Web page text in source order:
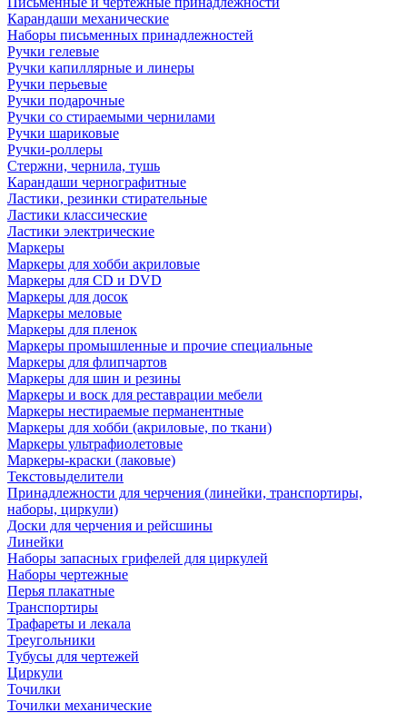
Карандаши механические
Наборы письменных принадлежностей
Ручки гелевые
Ручки капиллярные и линеры
Ручки перьевые
Ручки подарочные
Ручки со стираемыми чернилами
Ручки шариковые
Ручки-роллеры
Стержни, чернила, тушь
Карандаши чернографитные
Ластики, резинки стирательные
Ластики классические
Ластики электрические
Маркеры
Маркеры для хобби акриловые
Маркеры для CD и DVD
Маркеры для досок
Маркеры меловые
Маркеры для пленок
Маркеры промышленные и прочие специальные
Маркеры для флипчартов
Маркеры для шин и резины
Маркеры и воск для реставрации мебели
Маркеры нестираемые перманентные
Маркеры для хобби (акриловые, по ткани)
Маркеры ультрафиолетовые
Маркеры-краски (лаковые)
Текстовыделители
Принадлежности для черчения (линейки, транспортиры,
наборы, циркули)
Доски для черчения и рейсшины
Линейки
Наборы запасных грифелей для циркулей
Наборы чертежные
Перья плакатные
Транспортиры
Трафареты и лекала
Треугольники
Тубусы для чертежей
Циркули
Точилки
Точилки механические